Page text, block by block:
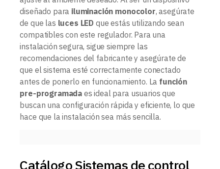
diseñado para iluminación monocolor, asegúrate
de que las luces LED que estás utilizando sean
compatibles con este regulador. Para una
instalación segura, sigue siempre las
recomendaciones del fabricante y asegúrate de
que el sistema esté correctamente conectado
antes de ponerlo en funcionamiento. La función
pre-programada es ideal para usuarios que
buscan una configuración rápida y eficiente, lo que
hace que la instalación sea más sencilla.
Catálogo Sistemas de control